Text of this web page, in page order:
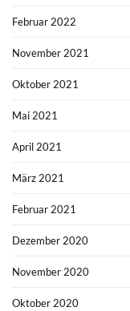
Februar 2022
November 2021
Oktober 2021
Mai 2021
April 2021
März 2021
Februar 2021
Dezember 2020
November 2020
Oktober 2020